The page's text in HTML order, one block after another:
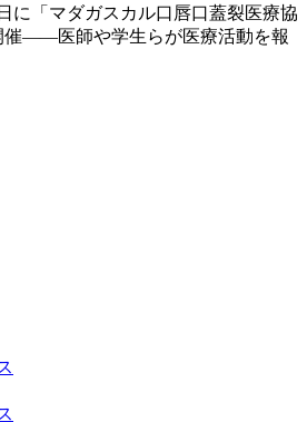
に「マダガスカル口唇口蓋裂医療協
催――医師や学生らが医療活動を報